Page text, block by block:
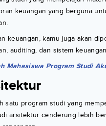
keuangan yang berguna
keuangan, kamu juga akan
auditing, dan sistem
Mahasiswa Program Studi
satu program studi yang
arsitektur cenderung lebih